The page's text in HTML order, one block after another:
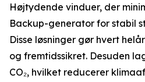
Højtydende vinduer, der
Backup-generator for stabil
Disse løsninger gør hvert
og fremtidssikret. Desuden
CO₂, hvilket reducerer